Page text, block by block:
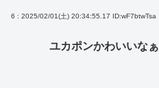
6 : 2025/02/01(土) 20:34:55.17 ID:wF7btwTsa
ユカポンかわいいなぁ